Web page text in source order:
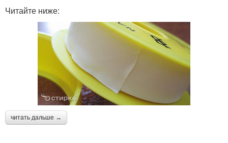
Читайте ниже:
читать дальше →